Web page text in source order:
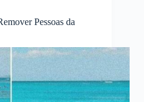
Pessoas da